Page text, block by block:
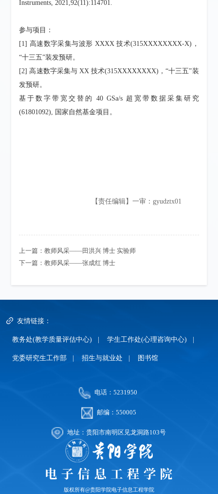
Instruments, 2021,92(11):114701.
参与项目：
[1] 高速数字采集与波形 XXXX 技术(315XXXXXXXX-X)，
“十三五”装发预研。
[2] 高速数字采集与 XX 技术(315XXXXXXXX)，“十三五”装
发预研。
基于数字带宽交替的 40 GSa/s 超宽带数据采集研究
(61801092), 国家自然基金项目。
【责任编辑】一审：gyudztx01
上一篇：教师风采——田洪兴 博士 实验师
下一篇：教师风采——张成红 博士
友情链接：
教务处(教学质量评估中心) | 学生工作处(心理咨询中心) |
党委研究生工作部 | 招生与就业处 | 图书馆
电话：5231950
邮编：550005
地址：贵阳市南明区见龙洞路103号
版权所有@贵阳学院电子信息工程学院